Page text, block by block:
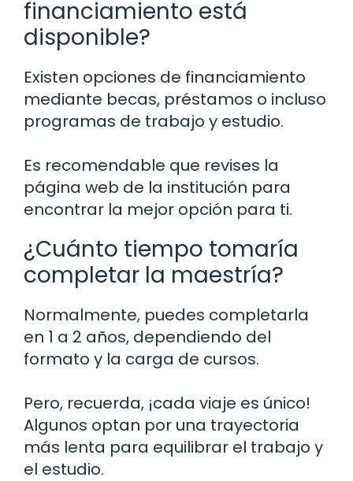
financiamiento está
disponible?
Existen opciones de financiamiento
mediante becas, préstamos o incluso
programas de trabajo y estudio.
Es recomendable que revises la
página web de la institución para
encontrar la mejor opción para ti.
¿Cuánto tiempo tomaría
completar la maestría?
Normalmente, puedes completarla
en 1 a 2 años, dependiendo del
formato y la carga de cursos.
Pero, recuerda, ¡cada viaje es único!
Algunos optan por una trayectoria
más lenta para equilibrar el trabajo y
el estudio.